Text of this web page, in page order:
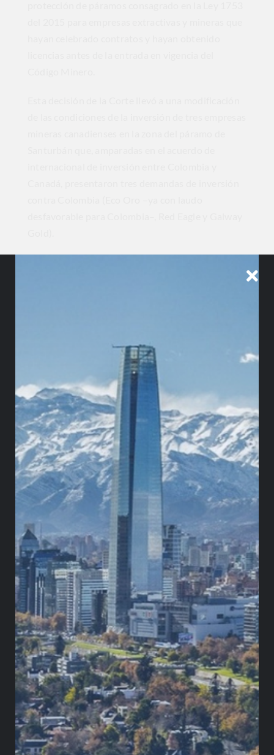
Administrativo anuló las actuaciones del Ejecutivo
que revivieron la licencia anulada por la Corte
Suprema de Justicia a la minera y el decreto de
interés público y conveniencia nacional del
proyecto, ordenando la indemnización y la
reparación de los daños ocasionados al
medioambiente.
Sin embargo, al igual que en los demás casos, la
decisión judicial y la ley del 2011 que declaró una
moratoria total a la minería metálica a cielo
abierto provocaron la interposición de un arbitraje
de inversión por parte de la compañía canadiense
en contra de Costa Rica, que hoy en día se
encuentra en revisión por un Comité de Anulación
del Centro Internacional de Arreglo de Diferencias
Relativas a Inversiones (Ciadi).
Demanda arbitral
Al igual que en Colombia y Costa Rica, la decisión
de la Corte Suprema de Justicia de Panamá ha
provocado el anuncio de First Quantum Minerals
sobre la interposición de una demanda arbitral de
inversión en contra de Panamá.